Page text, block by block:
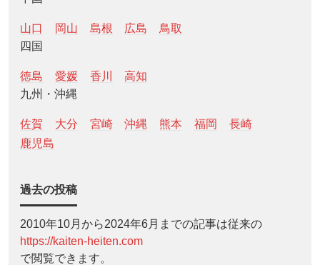
山口 岡山 島根 広島
鳥取
四国
徳島 愛媛 香川
高知
九州・沖縄
佐賀 大分 宮崎 沖縄 熊本 福岡
長崎
鹿児島
過去の投稿
2010年10月から2024年6月までの記事は従来の
https://kaiten-heiten.com
で閲覧できます。